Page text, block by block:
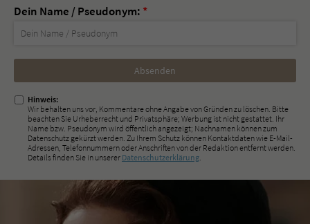
Dein Name / Pseudonym: *
Nicht
ausfüllen!
Hinweis:
Wir behalten uns vor, Kommentare ohne Angabe von Gründen zu löschen. Bitte
beachten Sie Urheberrecht und Privatsphäre; Werbung ist nicht gestattet. Ihr
Name bzw. Pseudonym wird öffentlich angezeigt; Nachnamen können zum
Datenschutz gekürzt werden. Zu Ihrem Schutz können Kontaktdaten wie E-Mail-
Adressen, Telefonnummern oder Anschriften von der Redaktion entfernt werden.
Details finden Sie in unserer Datenschutzerklärung.